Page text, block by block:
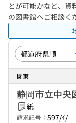
とが可能かなど、資
の図書館へご相談く
関東
静岡市立中央
紙
請求記号： 597/ｲ/